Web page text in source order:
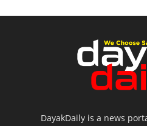
DayakDaily is a news